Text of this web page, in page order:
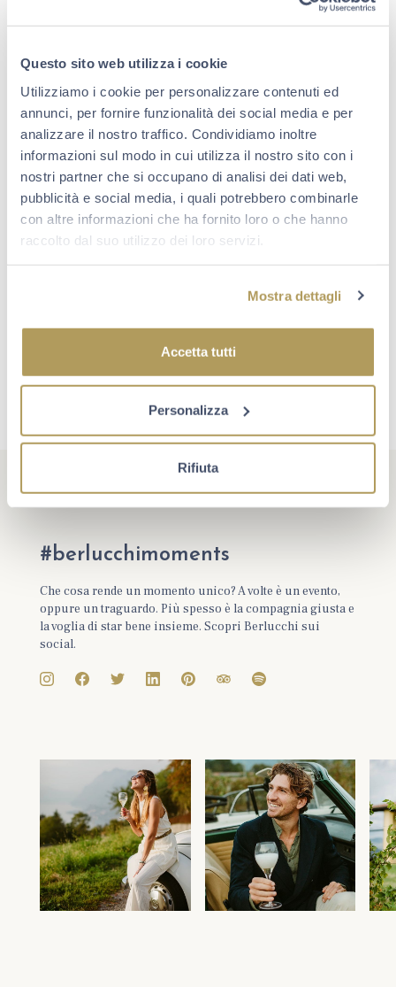
Questo sito web utilizza i cookie
Utilizziamo i cookie per personalizzare contenuti ed
annunci, per fornire funzionalità dei social media e per
analizzare il nostro traffico. Condividiamo inoltre
informazioni sul modo in cui utilizza il nostro sito con i
nostri partner che si occupano di analisi dei dati web,
pubblicità e social media, i quali potrebbero combinarle
con altre informazioni che ha fornito loro o che hanno
raccolto dal suo utilizzo dei loro servizi.
Mostra dettagli
Accetta tutti
Personalizza
Rifiuta
Uno scatto ben costruito, con un punto di vista insolito sul
brindisi. Piacevolmente retrò il delicato effetto seppia
chiaramente, insieme allo spirito della condivisione che da
Nel complimentarci con la vincitrice, vi informiamo che
tra tutti i partecipanti al concorso sono stati estratti 15
corsi AIS per sommelier e 400 visite alle Cantine
Berlucchi, con degustazione.
La lista completa dei vincitori è consultabile qui:
Scopri i vincitori
#berlucchimoments
Che cosa rende un momento unico? A volte è un evento,
oppure un traguardo. Più spesso è la compagnia giusta e
la voglia di star bene insieme. Scopri Berlucchi sui
social.